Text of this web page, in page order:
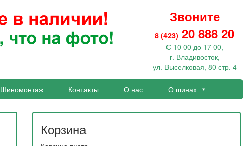
Звоните
8 (423) 20 888 20
С 10 00 до 17 00,
г. Владивосток,
ул. Выселковая, 80 стр. 4
Шиномонтаж Контакты О нас О шинах
Корзина